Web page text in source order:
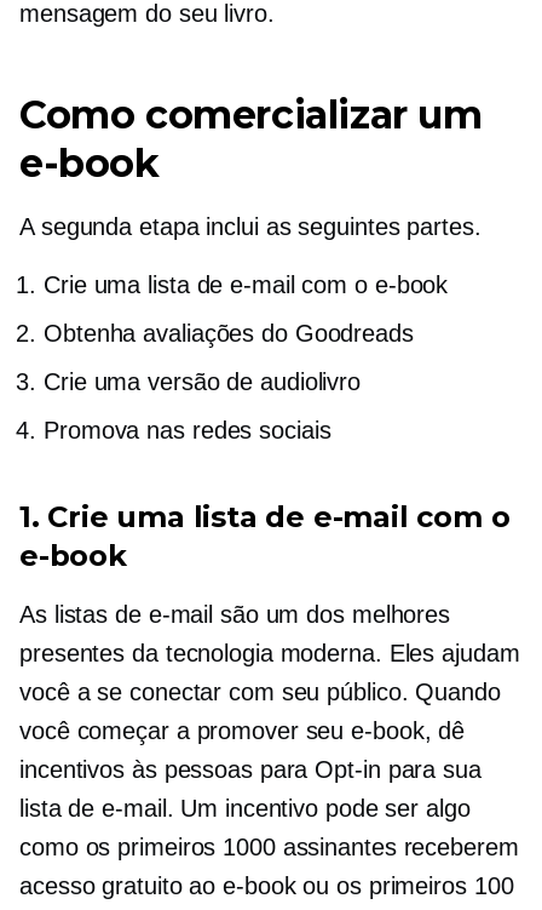
mensagem do seu livro.
Como comercializar um
e-book
A segunda etapa inclui as seguintes partes.
Crie uma lista de e-mail com o e-book
Obtenha avaliações do Goodreads
Crie uma versão de audiolivro
Promova nas redes sociais
1. Crie uma lista de e-mail com o
e-book
As listas de e-mail são um dos melhores
presentes da tecnologia moderna. Eles ajudam
você a se conectar com seu público. Quando
você começar a promover seu e-book, dê
incentivos às pessoas para Opt-in para sua
lista de e-mail. Um incentivo pode ser algo
como os primeiros 1000 assinantes receberem
acesso gratuito ao e-book ou os primeiros 100